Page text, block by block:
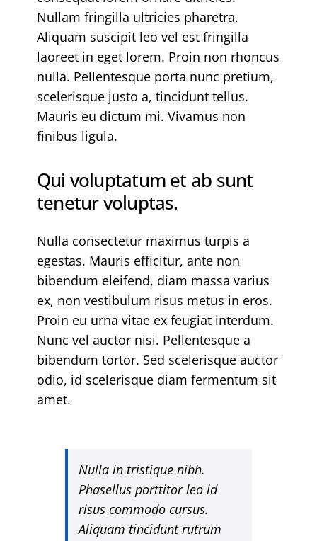
Nullam fringilla ultricies pharetra.
Aliquam suscipit leo vel est fringilla
laoreet in eget lorem. Proin non rhoncus
nulla. Pellentesque porta nunc pretium,
scelerisque justo a, tincidunt tellus.
Mauris eu dictum mi. Vivamus non
finibus ligula.
Qui voluptatum et ab sunt
tenetur voluptas.
Nulla consectetur maximus turpis a
egestas. Mauris efficitur, ante non
bibendum eleifend, diam massa varius
ex, non vestibulum risus metus in eros.
Proin eu urna vitae ex feugiat interdum.
Nunc vel auctor nisi. Pellentesque a
bibendum tortor. Sed scelerisque auctor
odio, id scelerisque diam fermentum sit
amet.
Nulla in tristique nibh.
Phasellus porttitor leo id
risus commodo cursus.
Aliquam tincidunt rutrum